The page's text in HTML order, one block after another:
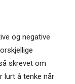
og negative
skrevet om
lurt å tenke når